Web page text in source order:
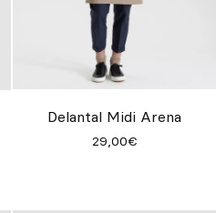
Delantal Midi Arena
29,00€